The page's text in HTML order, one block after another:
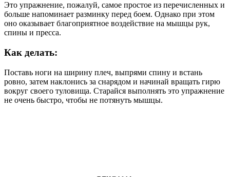
Это упражнение, пожалуй, самое простое из перечисленных и
больше напоминает разминку перед боем. Однако при этом
оно оказывает благоприятное воздействие на мышцы рук,
спины и пресса.
Как делать:
Поставь ноги на ширину плеч, выпрями спину и встань
ровно, затем наклонись за снарядом и начинай вращать гирю
вокруг своего туловища. Старайся выполнять это упражнение
не очень быстро, чтобы не потянуть мышцы.